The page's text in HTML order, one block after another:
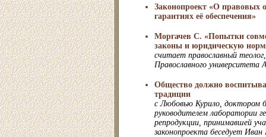
Законопроект «О правовых
гарантиях её обеспечения»
Моргачев С. «Попытки
законы и юридическую
считает православный
Православного университета
Общество должно
традиции
с Любовью Курило, доктором
руководителем лаборатории
репродукции, принимавшей
законопроекта беседует